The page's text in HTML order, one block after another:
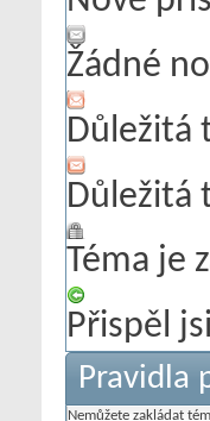
Žádné
Důležitá
Důležitá
Téma je
Přispěl
Pravidla
Nemůžete zakládat